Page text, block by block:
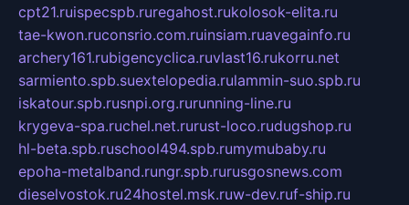
cpt21.ruispecspb.ruregahost.rukolosok-elita.ru
tae-kwon.ruconsrio.com.ruinsiam.ruavegainfo.ru
archery161.rubigencyclica.ruvlast16.rukorru.net
sarmiento.spb.suextelopedia.rulammin-suo.spb.ru
iskatour.spb.rusnpi.org.rurunning-line.ru
krygeva-spa.ruchel.net.rurust-loco.rudugshop.ru
hl-beta.spb.ruschool494.spb.rumymubaby.ru
epoha-metalband.rungr.spb.rurusgosnews.com
dieselvostok.ru24hostel.msk.ruw-dev.ruf-ship.ru